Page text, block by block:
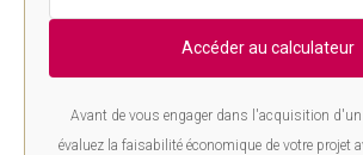
Accéder au calculateur
Avant de vous engager dans l'acquisition
évaluez la faisabilité économique de votre projet